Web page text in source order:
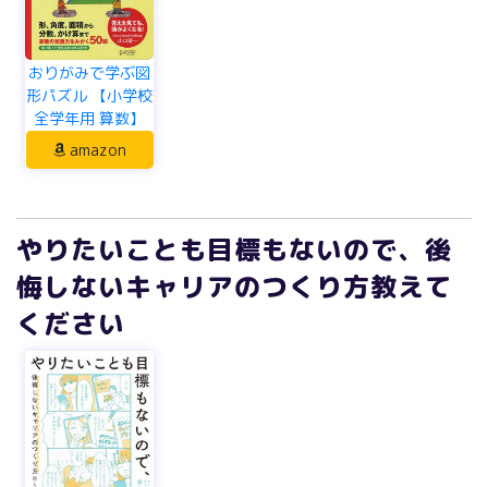
おりがみで学ぶ図
形パズル 【小学校
全学年用 算数】
amazon
やりたいことも目標もないので、後
悔しないキャリアのつくり方教えて
ください